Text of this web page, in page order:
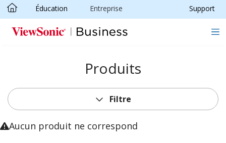
Passer au contenu principal
Éducation Entreprise Support
Produits
Filtre
Aucun produit ne correspond